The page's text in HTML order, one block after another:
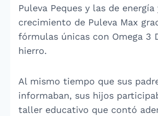
Puleva Peques y las de energía
crecimiento de Puleva Max
fórmulas únicas con Omega 3
hierro.
Al mismo tiempo que sus
informaban, sus hijos
taller educativo que contó